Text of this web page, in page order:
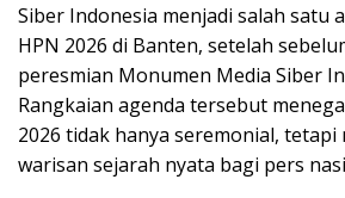
Siber Indonesia menjadi salah satu
HPN 2026 di Banten, setelah
peresmian Monumen Media Siber
Rangkaian agenda tersebut
2026 tidak hanya seremonial,
warisan sejarah nyata bagi pers